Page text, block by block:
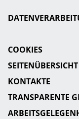
COOKIES
SEITENÜBERSICHT
KONTAKTE
TRANSPARENTE